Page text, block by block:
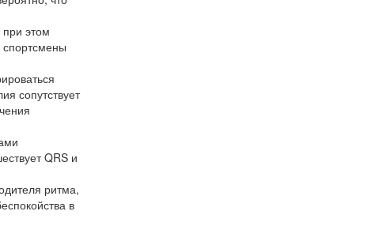
этом
сопутствует
QRS и
ритма,
в